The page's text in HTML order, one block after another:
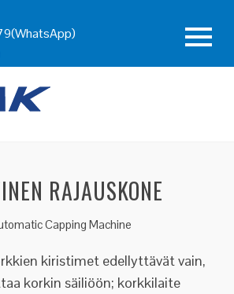
RAJAUSKONE
Capping Machine
kiristimet edellyttävät vain,
korkin säiliöön; korkkilaite